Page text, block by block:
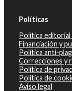
Políticas
Política
Financiación y
Política anti-
Correcciones y
Política de
Política de
Aviso legal